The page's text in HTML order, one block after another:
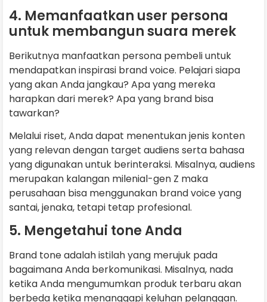
4. Memanfaatkan user persona
untuk membangun suara merek
Berikutnya manfaatkan persona pembeli untuk
mendapatkan inspirasi brand voice. Pelajari siapa
yang akan Anda jangkau? Apa yang mereka
harapkan dari merek? Apa yang brand bisa
tawarkan?
Melalui riset, Anda dapat menentukan jenis konten
yang relevan dengan target audiens serta bahasa
yang digunakan untuk berinteraksi. Misalnya, audiens
merupakan kalangan milenial-gen Z maka
perusahaan bisa menggunakan brand voice yang
santai, jenaka, tetapi tetap profesional.
5. Mengetahui tone Anda
Brand tone adalah istilah yang merujuk pada
bagaimana Anda berkomunikasi. Misalnya, nada
ketika Anda mengumumkan produk terbaru akan
berbeda ketika menanggapi keluhan pelanggan.